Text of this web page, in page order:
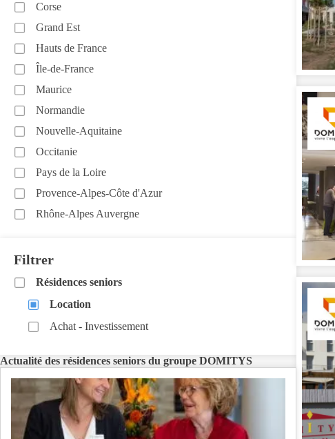
Corse
Grand Est
Hauts de France
Île-de-France
Maurice
Normandie
Nouvelle-Aquitaine
Occitanie
Pays de la Loire
Provence-Alpes-Côte d'Azur
Rhône-Alpes Auvergne
Filtrer
Résidences seniors
Location
Achat - Investissement
Actualité des résidences seniors du groupe DOMITYS